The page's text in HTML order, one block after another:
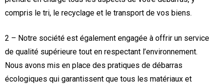
compris le tri, le recyclage et le transport de vos biens.
2 – Notre société est également engagée à offrir un service
de qualité supérieure tout en respectant l’environnement.
Nous avons mis en place des pratiques de débarras
écologiques qui garantissent que tous les matériaux et